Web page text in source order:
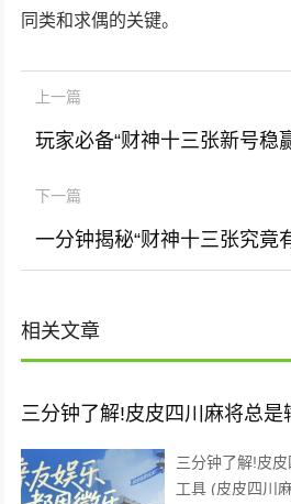
同类和求偶的关键。
上一篇
下一篇
相关文章
三分钟了解!皮皮四川麻将总是
三分钟了解!皮
工具 (皮皮四川